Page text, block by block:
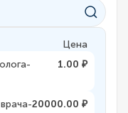
Цена
1.00 ₽
20000.00 ₽